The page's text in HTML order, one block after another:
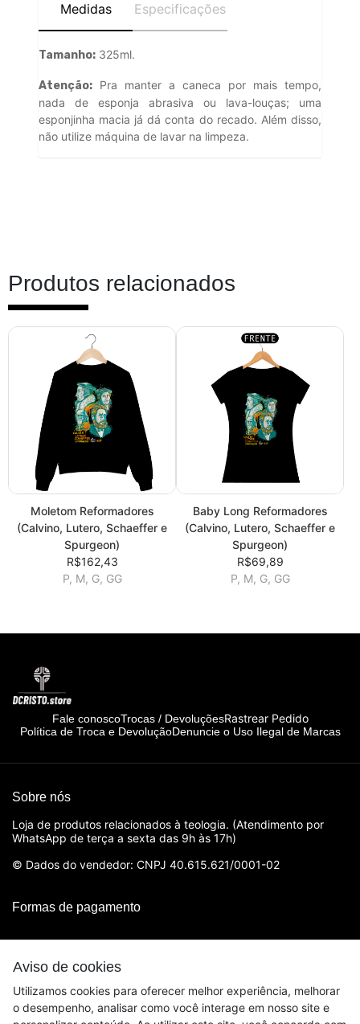
Medidas Especificações
Tamanho: 325ml.
Atenção: Pra manter a caneca por mais tempo,
nada de esponja abrasiva ou lava-louças; uma
esponjinha macia já dá conta do recado. Além disso,
não utilize máquina de lavar na limpeza.
Produtos relacionados
Moletom Reformadores
(Calvino, Lutero, Schaeffer e
Spurgeon)
R$162,43
P, M, G, GG
Baby Long Reformadores
(Calvino, Lutero, Schaeffer e
Spurgeon)
R$69,89
P, M, G, GG
Aviso de cookies
Utilizamos cookies para oferecer melhor experiência, melhorar
o desempenho, analisar como você interage em nosso site e
Fale conoscoTrocas / DevoluçõesRastrear Pedido
Política de Troca e DevoluçãoDenuncie o Uso Ilegal de Marcas
Sobre nós
Loja de produtos relacionados à teologia. (Atendimento por
WhatsApp de terça a sexta das 9h às 17h)
© Dados do vendedor: CNPJ 40.615.621/0001-02
Formas de pagamento